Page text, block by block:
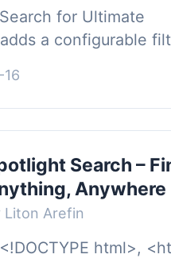
for Ultimate
a configurable
Visitors
...
Search –
Anywhere
Liton Arefin
html>,